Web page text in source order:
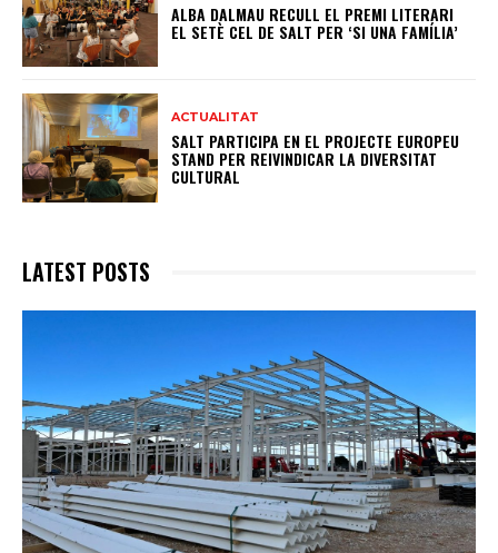
ALBA DALMAU RECULL EL PREMI LITERARI
EL SETÈ CEL DE SALT PER ‘SI UNA FAMÍLIA’
ACTUALITAT
SALT PARTICIPA EN EL PROJECTE EUROPEU
STAND PER REIVINDICAR LA DIVERSITAT
CULTURAL
LATEST POSTS